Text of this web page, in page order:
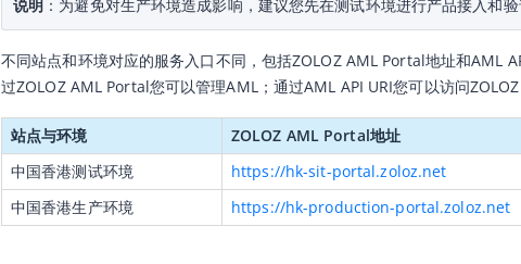
说明 ：为避免对生产环境造成影响，建议您先在测试环境进行产品接入和
不同站点和环境对应的服务入口不同，包括ZOLOZ AML Portal地址和AML
过ZOLOZ AML Portal您可以管理AML；通过AML API URI您可以访问ZOLOZ
站点与环境 ZOLOZ AML Portal地址
中国香港测试环境
https://hk-sit-portal.zoloz.net
中国香港生产环境
https://hk-production-portal.zoloz.net